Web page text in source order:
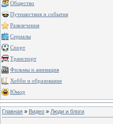
Общество
Путешествия и события
Развлечения
Сериалы
Спорт
Транспорт
Фильмы и анимация
Хобби и образование
Юмор
Главная » Видео » Люди и блоги